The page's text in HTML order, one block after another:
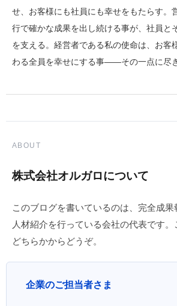
せ、お客様にも社員にも幸せをもたらす。
行で確かな成果を出し続ける事が、社員と
を支える。経営者である私の使命は、お客
わる全員を幸せにする事——その一点に尽き
ABOUT
株式会社オルガロについて
このブログを書いているのは、完全成果
人材紹介を行っている会社の代表です。
どちらかからどうぞ。
企業のご担当者さま